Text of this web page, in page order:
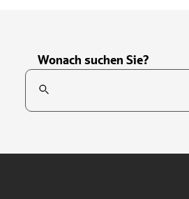
Wonach suchen Sie?
Suchfeld